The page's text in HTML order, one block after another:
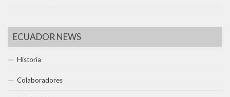
ECUADOR NEWS
Historia
Colaboradores